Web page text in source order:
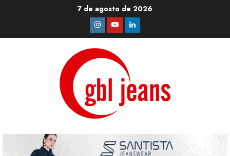
7 de agosto de 2026
Instagram
YoutubeLinkedin